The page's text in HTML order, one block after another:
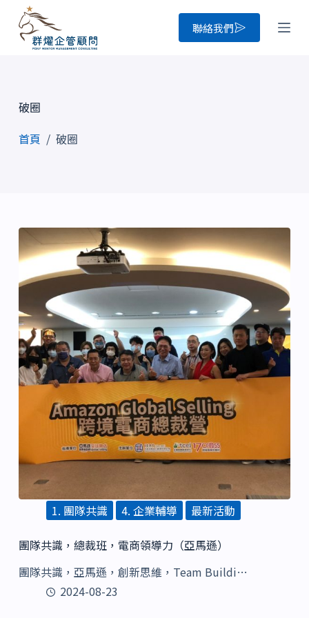
跳
至
容
聯絡我們
破圈
首頁 / 破圈
1. 團隊共識 4. 企業輔導 最新活動
團隊共識，總裁班，電商領導力（亞馬遜）
團隊共識，亞馬遜，創新思維，Team Buildi…
2024-08-23